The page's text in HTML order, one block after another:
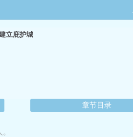
立庇护城
章节目录